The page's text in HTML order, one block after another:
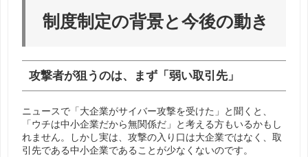
制度制定の背景と今後の動き
攻撃者が狙うのは、まず「弱い取引先」
ニュースで「大企業がサイバー攻撃を受けた」と聞くと、
「ウチは中小企業だから無関係だ」と考える方もいるかもし
れません。しかし実は、攻撃の入り口は大企業ではなく、取
引先である中小企業であることが少なくないのです。